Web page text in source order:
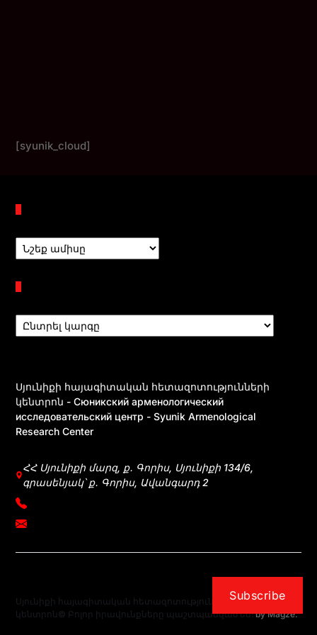
[syunik_cloud]
Սյունիքի հայագիտական հետազոտությունների
կենտրոն - Сюникский арменологический
исследовательский центр - Syunik Armenological
Research Center
ՀՀ Սյունիքի մարզ, ք․ Գորիս, Սյունիքի 134/6,
գրասենյակ՝ ք․ Գորիս, Ավանգարդ 2
+374 39031083
mherkumunts@gmail.com
Սյունիքի հայագիտական հետազոտությունների
կենտրոն© Բոլոր իրավունքները պաշտպանված են։
- Powered
byMagze.
Subscribe